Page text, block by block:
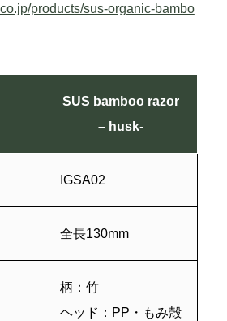
products/sus-organic-bambo
SUS bamboo razor
– husk-
IGSA02
全長130mm
柄：竹
ヘッド：PP・もみ殻